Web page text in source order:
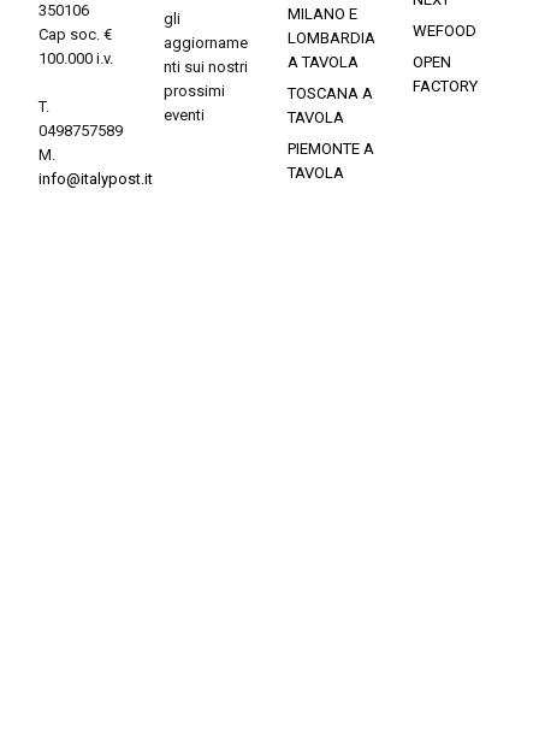
350106
Cap soc. €
100.000 i.v.
T.
0498757589
M.
info@italypost.it
gli
aggiorname
nti sui nostri
prossimi
eventi
MILANO E
LOMBARDIA
A TAVOLA
TOSCANA A
TAVOLA
PIEMONTE A
TAVOLA
WEFOOD
OPEN
FACTORY